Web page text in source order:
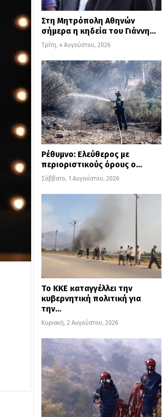
Στη Μητρόπολη Αθηνών
σήμερα η κηδεία του Γιάννη…
Τρίτη, 4 Αυγούστου, 2026
Ρέθυμνο: Ελεύθερος με
περιοριστικούς όρους ο…
Σάββατο, 1 Αυγούστου, 2026
Το ΚΚΕ καταγγέλλει την
κυβερνητική πολιτική για
την…
Κυριακή, 2 Αυγούστου, 2026